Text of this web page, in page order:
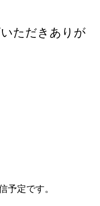
ただきありが
定です。